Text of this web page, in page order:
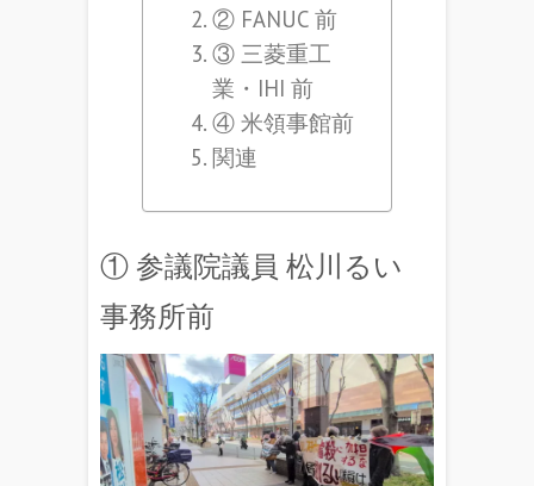
② FANUC 前
③ 三菱重工
業・IHI 前
④ 米領事館前
関連
① 参議院議員 松川るい
事務所前